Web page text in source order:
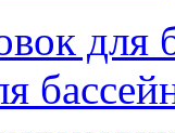
для